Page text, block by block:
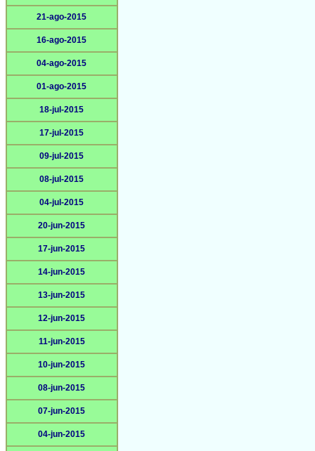
21-ago-2015
16-ago-2015
04-ago-2015
01-ago-2015
18-jul-2015
17-jul-2015
09-jul-2015
08-jul-2015
04-jul-2015
20-jun-2015
17-jun-2015
14-jun-2015
13-jun-2015
12-jun-2015
11-jun-2015
10-jun-2015
08-jun-2015
07-jun-2015
04-jun-2015